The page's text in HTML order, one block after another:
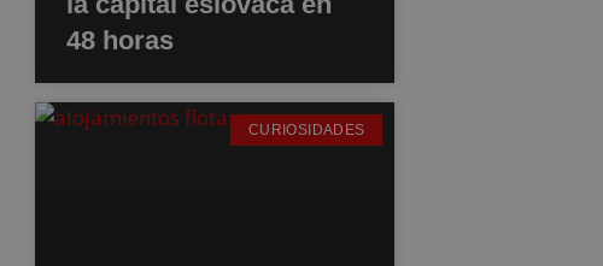
48 horas
CURIOSIDADES